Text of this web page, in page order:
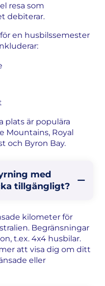
resa som
debiterar.
en husbilssemester
plats är populära
Mountains, Royal
och Byron Bay.
med
tillgängligt?
kilometer för
Begränsningar
t.ex. 4x4 husbilar.
att visa dig om ditt
eller